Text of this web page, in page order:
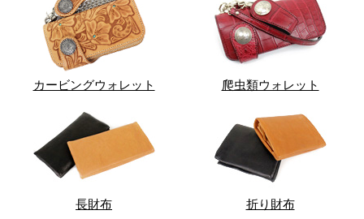
カービングウォレット 爬虫類ウォレット
長財布 折り財布